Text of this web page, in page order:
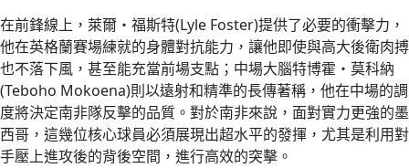
在前鋒線上，萊爾・福斯特(Lyle Foster)提供了必要的衝擊力，
他在英格蘭賽場練就的身體對抗能力，讓他即使與高大後衛肉搏
也不落下風，甚至能充當前場支點；中場大腦特博霍・莫科納
(Teboho Mokoena)則以遠射和精準的長傳著稱，他在中場的調
度將決定南非隊反擊的品質。對於南非來說，面對實力更強的墨
西哥，這幾位核心球員必須展現出超水平的發揮，尤其是利用對
手壓上進攻後的背後空間，進行高效的突擊。